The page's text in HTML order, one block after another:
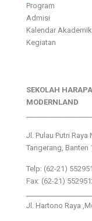
Program
Admisi
Kalendar Akademik
Kegiatan
SEKOLAH
MODERNLAND
Jl. Pulau Putri Raya
Tangerang, Banten
Telp: (62-21)
Fax: (62-21)
Jl. Hartono Raya